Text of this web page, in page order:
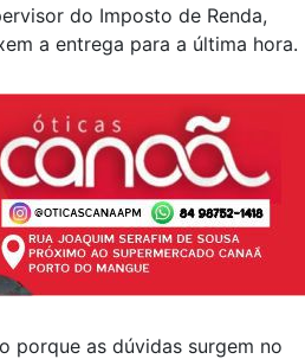
do Imposto de Renda,
a entrega para a última hora.
porque as dúvidas surgem no